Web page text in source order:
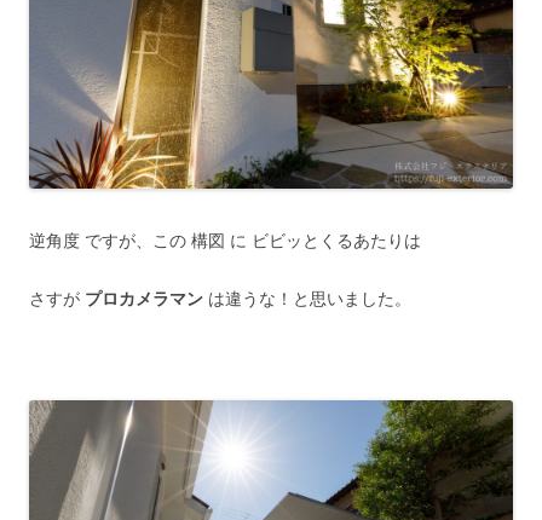
逆角度 ですが、この 構図 に ビビッとくるあたりは
さすが プロカメラマン は違うな！と思いました。